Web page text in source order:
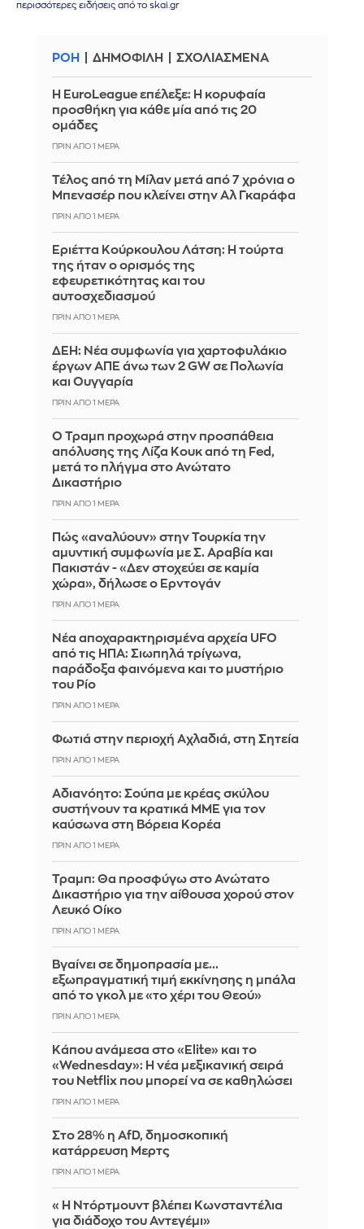
περισσότερες ειδήσεις από το skai.gr
ΡΟΗ ΔΗΜΟΦΙΛΗ ΣΧΟΛΙΑΣΜΕΝΑ
Η EuroLeague επέλεξε: Η κορυφαία
προσθήκη για κάθε μία από τις 20
ομάδες
ΠΡΙΝ ΑΠΌ 1 ΜΈΡΑ
Τέλος από τη Μίλαν μετά από 7 χρόνια ο
Μπενασέρ που κλείνει στην Αλ Γκαράφα
ΠΡΙΝ ΑΠΌ 1 ΜΈΡΑ
Εριέττα Κούρκουλου Λάτση: Η τούρτα
της ήταν ο ορισμός της
εφευρετικότητας και του
αυτοσχεδιασμού
ΠΡΙΝ ΑΠΌ 1 ΜΈΡΑ
ΔΕΗ: Νέα συμφωνία για χαρτοφυλάκιο
έργων ΑΠΕ άνω των 2 GW σε Πολωνία
και Ουγγαρία
ΠΡΙΝ ΑΠΌ 1 ΜΈΡΑ
Ο Τραμπ προχωρά στην προσπάθεια
απόλυσης της Λίζα Κουκ από τη Fed,
μετά το πλήγμα στο Ανώτατο
Δικαστήριο
ΠΡΙΝ ΑΠΌ 1 ΜΈΡΑ
Πώς «αναλύουν» στην Τουρκία την
αμυντική συμφωνία με Σ. Αραβία και
Πακιστάν - «Δεν στοχεύει σε καμία
χώρα», δήλωσε ο Ερντογάν
ΠΡΙΝ ΑΠΌ 1 ΜΈΡΑ
Νέα αποχαρακτηρισμένα αρχεία UFO
από τις ΗΠΑ: Σιωπηλά τρίγωνα,
παράδοξα φαινόμενα και το μυστήριο
του Ρίο
ΠΡΙΝ ΑΠΌ 1 ΜΈΡΑ
Φωτιά στην περιοχή Αχλαδιά, στη Σητεία
ΠΡΙΝ ΑΠΌ 1 ΜΈΡΑ
Αδιανόητο: Σούπα με κρέας σκύλου
συστήνουν τα κρατικά ΜΜΕ για τον
καύσωνα στη Βόρεια Κορέα
ΠΡΙΝ ΑΠΌ 1 ΜΈΡΑ
Τραμπ: Θα προσφύγω στο Ανώτατο
Δικαστήριο για την αίθουσα χορού στον
Λευκό Οίκο
ΠΡΙΝ ΑΠΌ 1 ΜΈΡΑ
Βγαίνει σε δημοπρασία με...
εξωπραγματική τιμή εκκίνησης η μπάλα
από το γκολ με «το χέρι του Θεού»
ΠΡΙΝ ΑΠΌ 1 ΜΈΡΑ
Κάπου ανάμεσα στο «Elite» και το
«Wednesday»: Η νέα μεξικανική σειρά
του Netflix που μπορεί να σε καθηλώσει
ΠΡΙΝ ΑΠΌ 1 ΜΈΡΑ
Στο 28% η AfD, δημοσκοπική
κατάρρευση Μερτς
ΠΡΙΝ ΑΠΌ 1 ΜΈΡΑ
«Η Ντόρτμουντ βλέπει Κωνσταντέλια
για διάδοχο του Αντεγέμι»